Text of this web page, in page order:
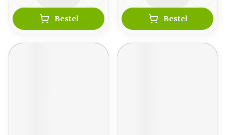
Bestel Bestel